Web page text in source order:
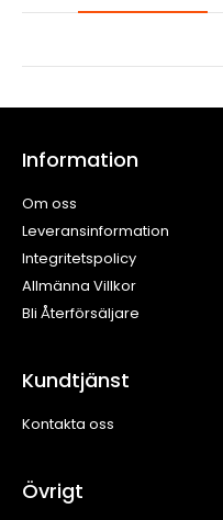
Information
Om oss
Leveransinformation
Integritetspolicy
Allmänna Villkor
Bli Återförsäljare
Kundtjänst
Kontakta oss
Övrigt